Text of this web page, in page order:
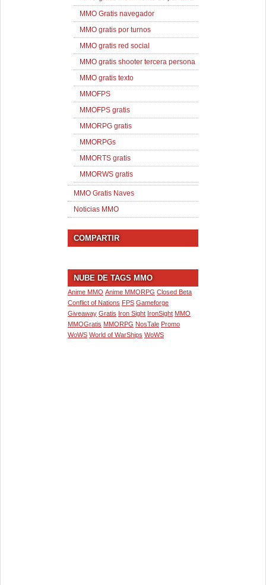
MMO Gratis navegador
MMO gratis por turnos
MMO gratis red social
MMO gratis shooter tercera persona
MMO gratis texto
MMOFPS
MMOFPS gratis
MMORPG gratis
MMORPGs
MMORTS gratis
MMORWS gratis
MMO Gratis Naves
Noticias MMO
COMPARTIR
NUBE DE TAGS MMO
Anime MMO Anime MMORPG Closed Beta
Conflict of Nations FPS Gameforge
Giveaway Gratis Iron Sight IronSight MMO
MMOGratis MMORPG NosTale Promo
WoWS World of WarShips WoWS